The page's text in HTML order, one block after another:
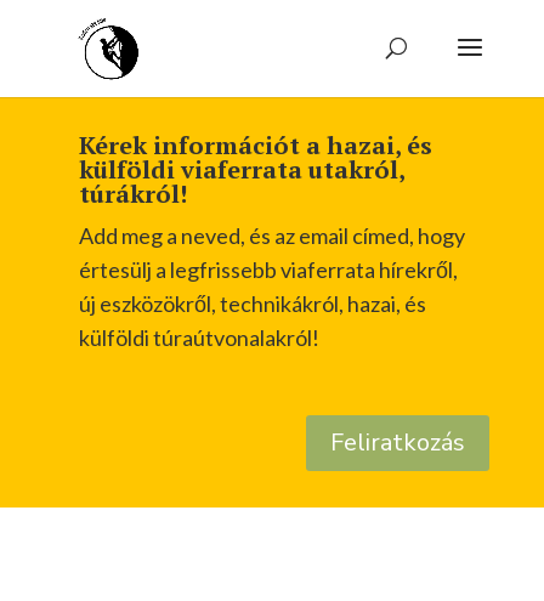
Kérek információt a hazai, és
külföldi viaferrata utakról,
túrákról!
Add meg a neved, és az email címed, hogy
értesülj a legfrissebb viaferrata hírekről,
új eszközökről, technikákról, hazai, és
külföldi túraútvonalakról!
Feliratkozás